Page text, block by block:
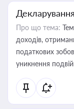
Про що тема:
доходів,
податкових
уникнення